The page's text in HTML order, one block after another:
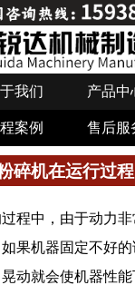
我们 产品中
案例 售后服
碎机在运行过
程中，由于动力
果机器固定不好
动就会使机器性能